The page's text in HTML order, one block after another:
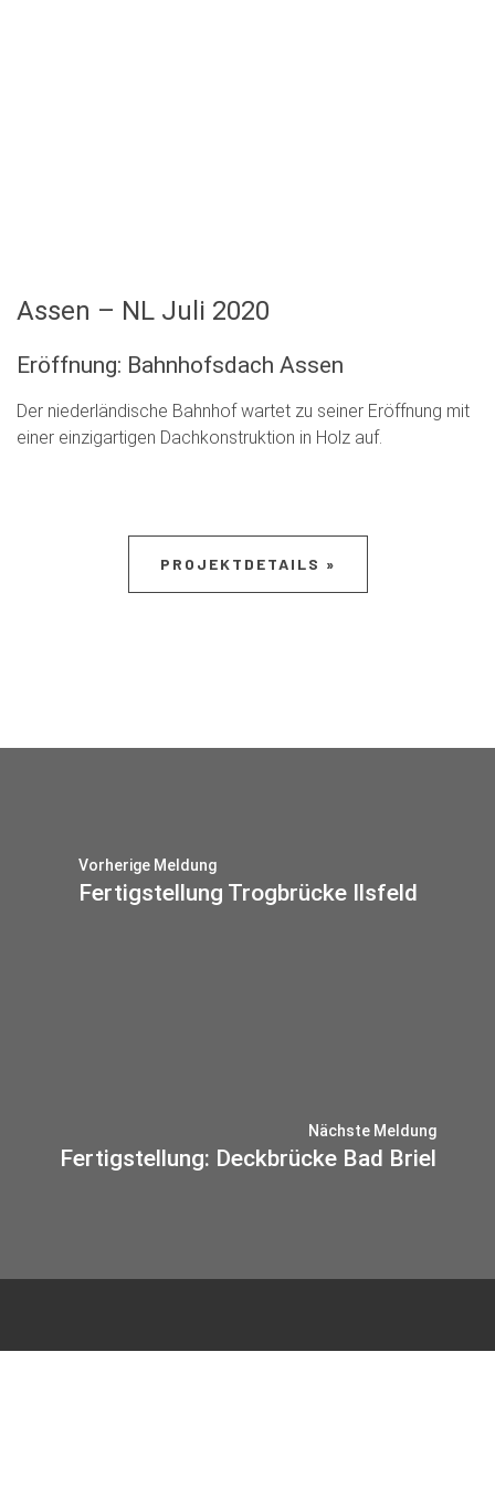
Assen – NL Juli 2020
Eröffnung: Bahnhofsdach Assen
Der niederländische Bahnhof wartet zu seiner Eröffnung mit
einer einzigartigen Dachkonstruktion in Holz auf.
PROJEKTDETAILS »
Vorherige Meldung
Fertigstellung Trogbrücke Ilsfeld
Nächste Meldung
Fertigstellung: Deckbrücke Bad Briel